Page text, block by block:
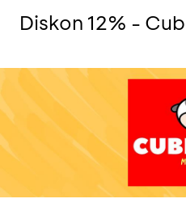
Diskon 12% -